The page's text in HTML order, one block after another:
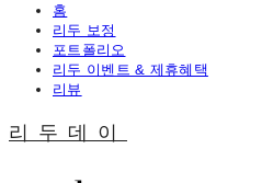
홈
리두 보정
포트폴리오
리두 이벤트 & 제휴혜택
리뷰
리두데이